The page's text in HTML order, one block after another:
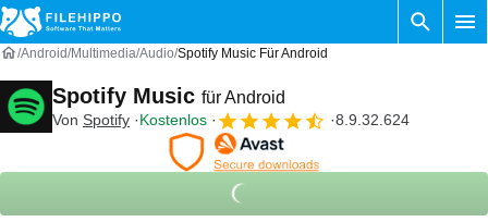
Android Multimedia Audio Spotify Music Für Android
Spotify Music für Android
Von Spotify Kostenlos 8.9.32.624